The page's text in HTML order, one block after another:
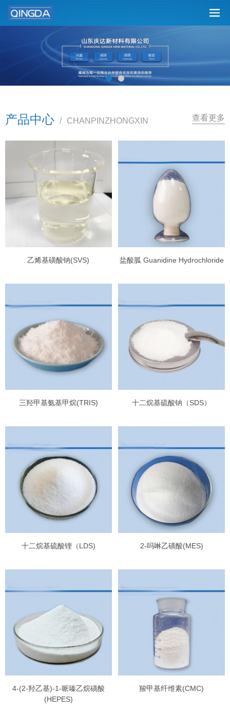
产品中心 / CHANPINZHONGXIN 查看更多
乙烯基磺酸钠(SVS) 盐酸胍 Guanidine Hydrochloride
三羟甲基氨基甲烷(TRIS) 十二烷基硫酸钠（SDS）
十二烷基硫酸锂（LDS) 2-吗啉乙磺酸(MES)
4-(2-羟乙基)-1-哌嗪乙烷磺酸
(HEPES)
羧甲基纤维素(CMC)